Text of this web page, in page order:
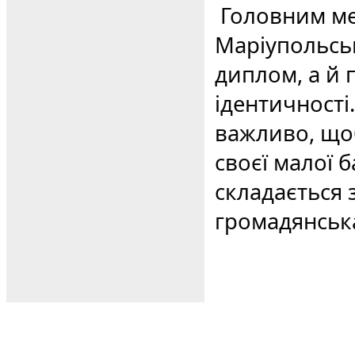
Головним
диплом, а й
важливо,
своєї малої
складається